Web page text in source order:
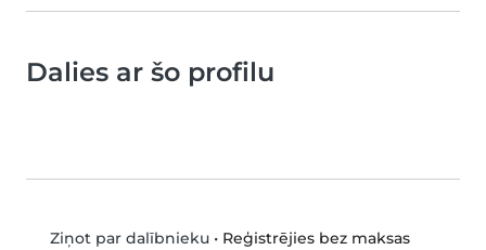
Dalies ar šo profilu
Ziņot par dalībnieku• Reģistrējies bez maksas